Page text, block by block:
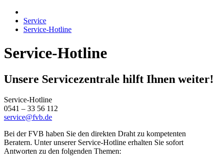
Service
Service-Hotline
Service-Hotline
Unsere Servicezentrale hilft Ihnen weiter!
Service-Hotline
0541 – 33 56 112
service@fvb.de
Bei der FVB haben Sie den direkten Draht zu kompetenten
Beratern. Unter unserer Service-Hotline erhalten Sie sofort
Antworten zu den folgenden Themen: